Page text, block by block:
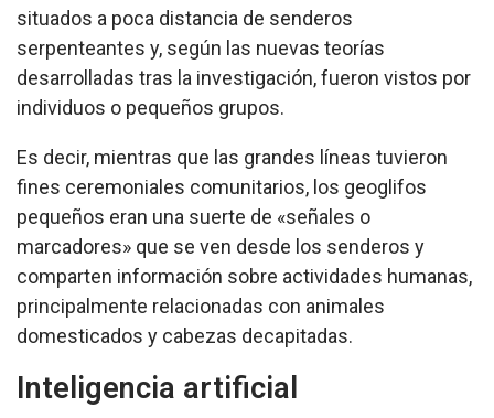
situados a poca distancia de senderos
serpenteantes y, según las nuevas teorías
desarrolladas tras la investigación, fueron vistos por
individuos o pequeños grupos.
Es decir, mientras que las grandes líneas tuvieron
fines ceremoniales comunitarios, los geoglifos
pequeños eran una suerte de «señales o
marcadores» que se ven desde los senderos y
comparten información sobre actividades humanas,
principalmente relacionadas con animales
domesticados y cabezas decapitadas.
Inteligencia artificial